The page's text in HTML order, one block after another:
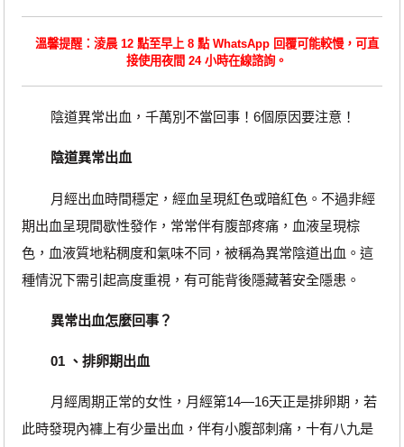
溫馨提醒：淩晨 12 點至早上 8 點 WhatsApp 回覆可能較慢，可直
接使用夜間 24 小時在線諮詢。
陰道異常出血，千萬別不當回事！6個原因要注意！
陰道異常出血
月經出血時間穩定，經血呈現紅色或暗紅色。不過非經
期出血呈現間歇性發作，常常伴有腹部疼痛，血液呈現棕
色，血液質地粘稠度和氣味不同，被稱為異常陰道出血。這
種情況下需引起高度重視，有可能背後隱藏著安全隱患。
異常出血怎麼回事？
01 、排卵期出血
月經周期正常的女性，月經第14—16天正是排卵期，若
此時發現內褲上有少量出血，伴有小腹部刺痛，十有八九是